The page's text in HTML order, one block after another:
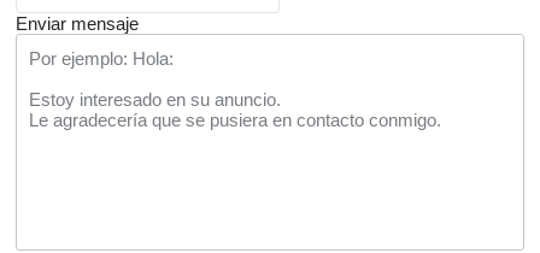
Enviar mensaje